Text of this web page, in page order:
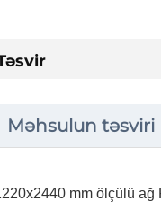
Məhsulun təsviri
mm ölçülü